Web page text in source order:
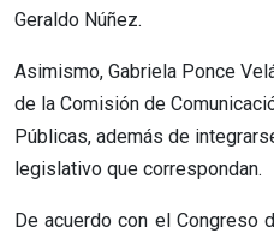
Geraldo Núñez.
Asimismo, Gabriela Ponce
de la Comisión de
Públicas, además de
legislativo que correspondan.
De acuerdo con el Congreso